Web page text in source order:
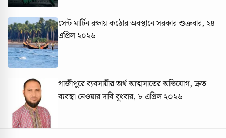
সেন্ট মার্টিন রক্ষায় কঠোর অবস্থানে সরকারশুক্রবার, ২৪
এপ্রিল ২০২৬
গাজীপুরে ব্যবসায়ীর অর্থ আত্মসাতের অভিযোগ, দ্রুত
ব্যবস্থা নেওয়ার দাবিবুধবার, ৮ এপ্রিল ২০২৬